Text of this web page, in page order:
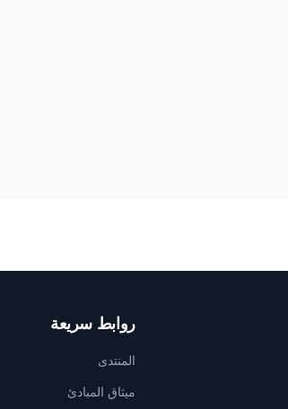
روابط سريعة
المنتدى
ميثاق المبادئ